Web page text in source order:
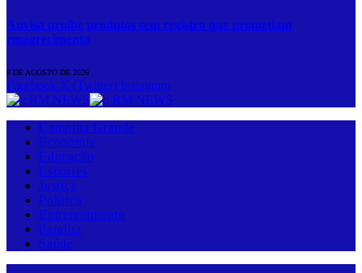
Anvisa proíbe produtos sem registro que prometiam
emagrecimento
8 DE AGOSTO DE 2026
Facebook X (Twitter) Instagram
Campina Grande
Economia
Educação
Esportes
Justiça
Política
Entretenimento
Paraíba
Saúde